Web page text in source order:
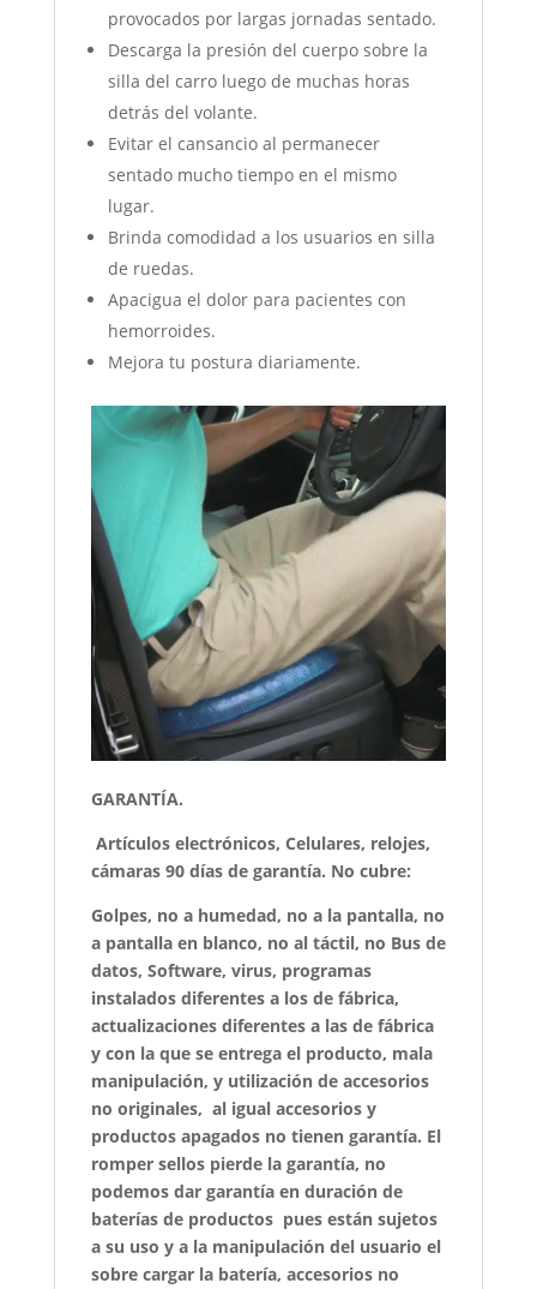
provocados por largas jornadas sentado.
Descarga la presión del cuerpo sobre la
silla del carro luego de muchas horas
detrás del volante.
Evitar el cansancio al permanecer
sentado mucho tiempo en el mismo
lugar.
Brinda comodidad a los usuarios en silla
de ruedas.
Apacigua el dolor para pacientes con
hemorroides.
Mejora tu postura diariamente.
GARANTÍA.
Artículos electrónicos, Celulares, relojes,
cámaras 90 días de garantía. No cubre:
Golpes, no a humedad, no a la pantalla, no
a pantalla en blanco, no al táctil, no Bus de
datos, Software, virus, programas
instalados diferentes a los de fábrica,
actualizaciones diferentes a las de fábrica
y con la que se entrega el producto, mala
manipulación, y utilización de accesorios
no originales, al igual accesorios y
productos apagados no tienen garantía. El
romper sellos pierde la garantía, no
podemos dar garantía en duración de
baterías de productos pues están sujetos
a su uso y a la manipulación del usuario el
sobre cargar la batería, accesorios no